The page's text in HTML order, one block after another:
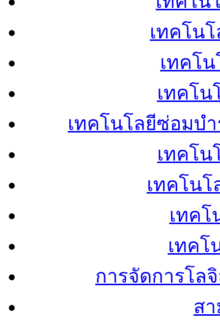
เทคโน
เทคโ
เทคโน
เทคโนโลยีซ่อมบ
เทคโน
เทคโน
เทคโ
เทคโ
การจัดการโล
ส